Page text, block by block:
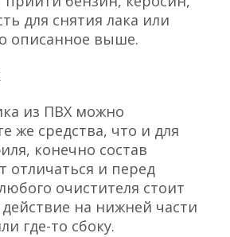
для снятия лака или
описанное выше.
из ПВХ можно
же средства, что и для
конечно состав
отличаться и перед
очистителя стоит
на нижней части
где-то сбоку.